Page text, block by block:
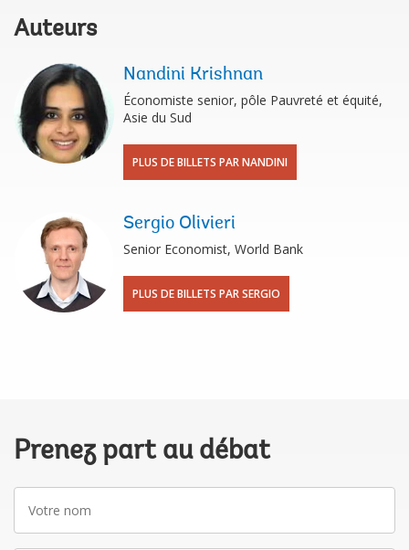
Auteurs
Nandini Krishnan
Économiste senior, pôle Pauvreté et équité,
Asie du Sud
PLUS DE BILLETS PAR NANDINI
Sergio Olivieri
Senior Economist, World Bank
PLUS DE BILLETS PAR SERGIO
Prenez part au débat
Votre
nom